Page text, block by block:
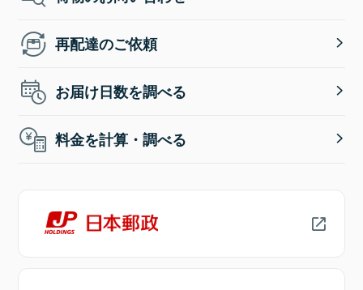
再配達のご依頼
お届け日数を調べる
料金を計算・調べる